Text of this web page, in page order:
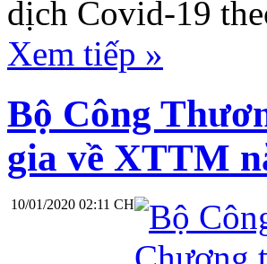
dịch Covid-19
Xem tiếp »
Bộ Công
gia về XTTM
10/01/2020 02:11 CH